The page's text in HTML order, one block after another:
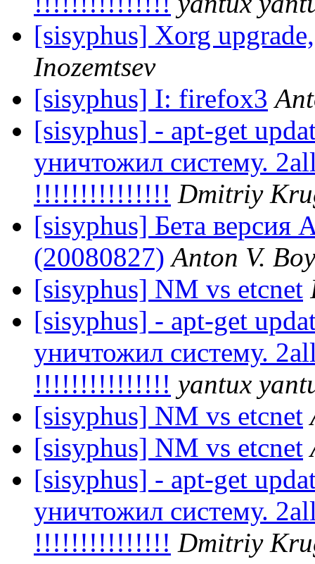
[sisyphus] Xorg
Inozemtsev
[sisyphus] I: firefox3
[sisyphus] - apt-get
уничтожил систему.
!!!!!!!!!!!!!!! Dmitriy
[sisyphus] Бета версия
(20080827) Anton V.
[sisyphus] NM vs etcnet
[sisyphus] - apt-get
уничтожил систему.
!!!!!!!!!!!!!!! yantux
[sisyphus] NM vs etcnet
[sisyphus] NM vs etcnet
[sisyphus] - apt-get
уничтожил систему.
!!!!!!!!!!!!!!! Dmitriy